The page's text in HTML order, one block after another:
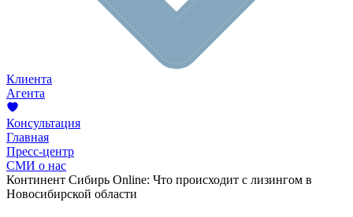
Клиента
Агента
Консультация
Главная
Пресс-центр
СМИ о нас
Континент Сибирь Online: Что происходит с лизингом в
Новосибирской области